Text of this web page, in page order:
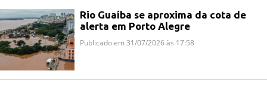
Rio Guaíba se aproxima da cota de
alerta em Porto Alegre
Publicado em 31/07/2026 às 17:58